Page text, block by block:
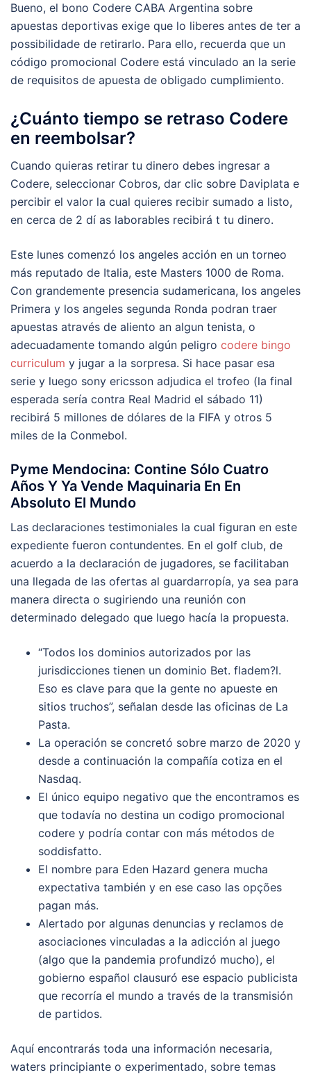
Bueno, el bono Codere CABA Argentina sobre
apuestas deportivas exige que lo liberes antes de ter a
possibilidade de retirarlo. Para ello, recuerda que un
código promocional Codere está vinculado an la serie
de requisitos de apuesta de obligado cumplimiento.
¿Cuánto tiempo se retraso Codere
en reembolsar?
Cuando quieras retirar tu dinero debes ingresar a
Codere, seleccionar Cobros, dar clic sobre Daviplata e
percibir el valor la cual quieres recibir sumado a listo,
en cerca de 2 dí as laborables recibirá t tu dinero.
Este lunes comenzó los angeles acción en un torneo
más reputado de Italia, este Masters 1000 de Roma.
Con grandemente presencia sudamericana, los angeles
Primera y los angeles segunda Ronda podran traer
apuestas através de aliento an algun tenista, o
adecuadamente tomando algún peligro codere bingo
curriculum y jugar a la sorpresa. Si hace pasar esa
serie y luego sony ericsson adjudica el trofeo (la final
esperada sería contra Real Madrid el sábado 11)
recibirá 5 millones de dólares de la FIFA y otros 5
miles de la Conmebol.
Pyme Mendocina: Contine Sólo Cuatro
Años Y Ya Vende Maquinaria En En
Absoluto El Mundo
Las declaraciones testimoniales la cual figuran en este
expediente fueron contundentes. En el golf club, de
acuerdo a la declaración de jugadores, se facilitaban
una llegada de las ofertas al guardarropía, ya sea para
manera directa o sugiriendo una reunión con
determinado delegado que luego hacía la propuesta.
“Todos los dominios autorizados por las
jurisdicciones tienen un dominio Bet. fladem?l.
Eso es clave para que la gente no apueste en
sitios truchos”, señalan desde las oficinas de La
Pasta.
La operación se concretó sobre marzo de 2020 y
desde a continuación la compañía cotiza en el
Nasdaq.
El único equipo negativo que the encontramos es
que todavía no destina un codigo promocional
codere y podría contar con más métodos de
soddisfatto.
El nombre para Eden Hazard genera mucha
expectativa también y en ese caso las opções
pagan más.
Alertado por algunas denuncias y reclamos de
asociaciones vinculadas a la adicción al juego
(algo que la pandemia profundizó mucho), el
gobierno español clausuró ese espacio publicista
que recorría el mundo a través de la transmisión
de partidos.
Aquí encontrarás toda una información necesaria,
waters principiante o experimentado, sobre temas